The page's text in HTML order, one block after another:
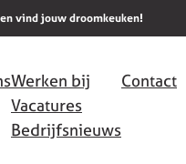
en vind jouw droomkeuken!
Werken bij
Vacatures
Bedrijfsnieuws
Contact